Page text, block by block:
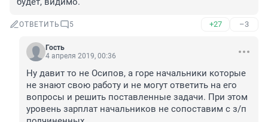
ОТВЕТИТЬ 5 +27 –3
Гость
4 апреля 2019, 00:36
Ну давит то не Осипов, а горе начальники которые
не знают свою работу и не могут ответить на его
вопросы и решить поставленные задачи. При этом
уровень зарплат начальников не сопоставим с з/п